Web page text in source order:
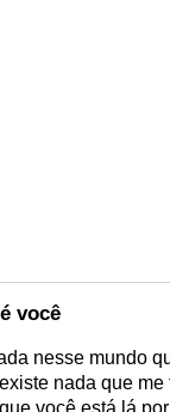
você
nesse mundo
nada que
você está lá